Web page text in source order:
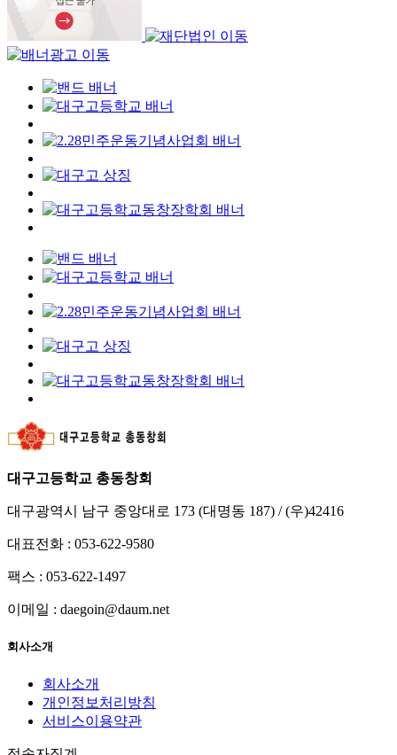
대구고등학교 총동창회
대구광역시 남구 중앙대로 173 (대명동 187) / (우)42416
대표전화 : 053-622-9580
팩스 : 053-622-1497
이메일 : daegoin@daum.net
회사소개
회사소개
개인정보처리방침
서비스이용약관